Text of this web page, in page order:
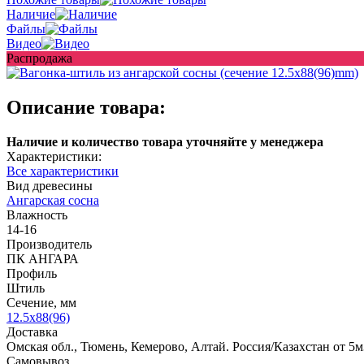
Наличие
Файлы
Видео
Распродажа
Описание товара:
Наличие и количество товара уточняйте у менеджера
Характеристики:
Все характеристики
Вид древесины
Ангарская сосна
Влажность
14-16
Производитель
ПК АНГАРА
Профиль
Штиль
Сечение, мм
12.5x88(96)
Доставка
Омская обл., Тюмень, Кемерово, Алтай. Россия/Казахстан от
Самовывоз